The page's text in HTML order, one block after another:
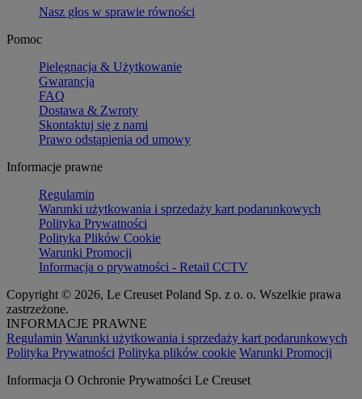
Nasz głos w sprawie równości
Pomoc
Pielęgnacja & Użytkowanie
Gwarancja
FAQ
Dostawa & Zwroty
Skontaktuj się z nami
Prawo odstąpienia od umowy
Informacje prawne
Regulamin
Warunki użytkowania i sprzedaży kart podarunkowych
Polityka Prywatności
Polityka Plików Cookie
Warunki Promocji
Informacja o prywatności - Retail CCTV
Copyright © 2026, Le Creuset Poland Sp. z o. o. Wszelkie prawa
zastrzeżone.
INFORMACJE PRAWNE
Regulamin Warunki użytkowania i sprzedaży kart podarunkowych
Polityka Prywatności Polityka plików cookie Warunki Promocji
Informacja O Ochronie Prywatności Le Creuset